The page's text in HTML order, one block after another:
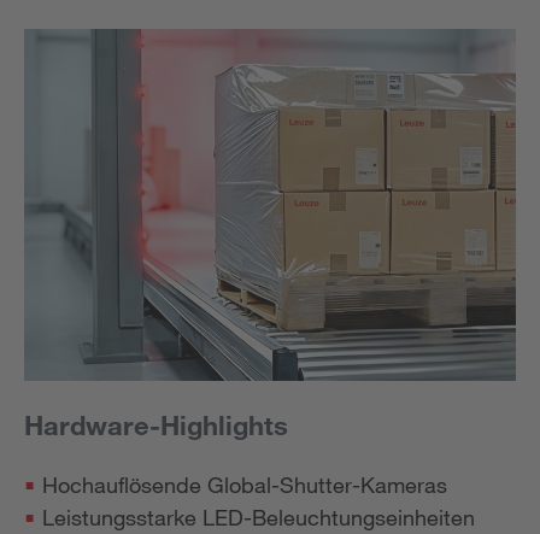
Hardware-Highlights
Hochauflösende Global-Shutter-Kameras
Leistungsstarke LED-Beleuchtungseinheiten